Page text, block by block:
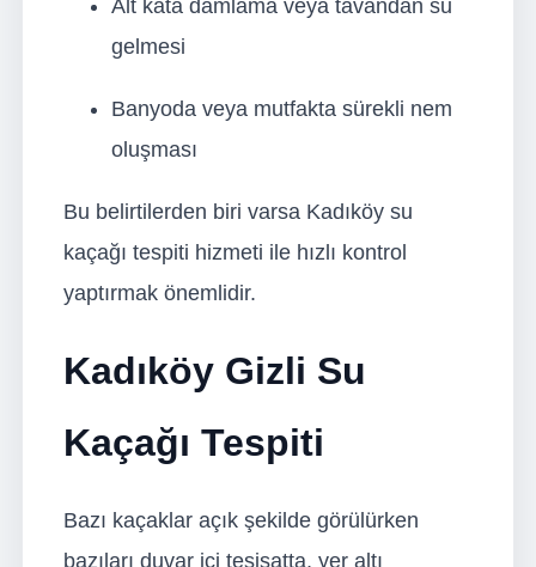
Alt kata damlama veya tavandan su
gelmesi
Banyoda veya mutfakta sürekli nem
oluşması
Bu belirtilerden biri varsa Kadıköy su
kaçağı tespiti hizmeti ile hızlı kontrol
yaptırmak önemlidir.
Kadıköy Gizli Su
Kaçağı Tespiti
Bazı kaçaklar açık şekilde görülürken
bazıları duvar içi tesisatta, yer altı